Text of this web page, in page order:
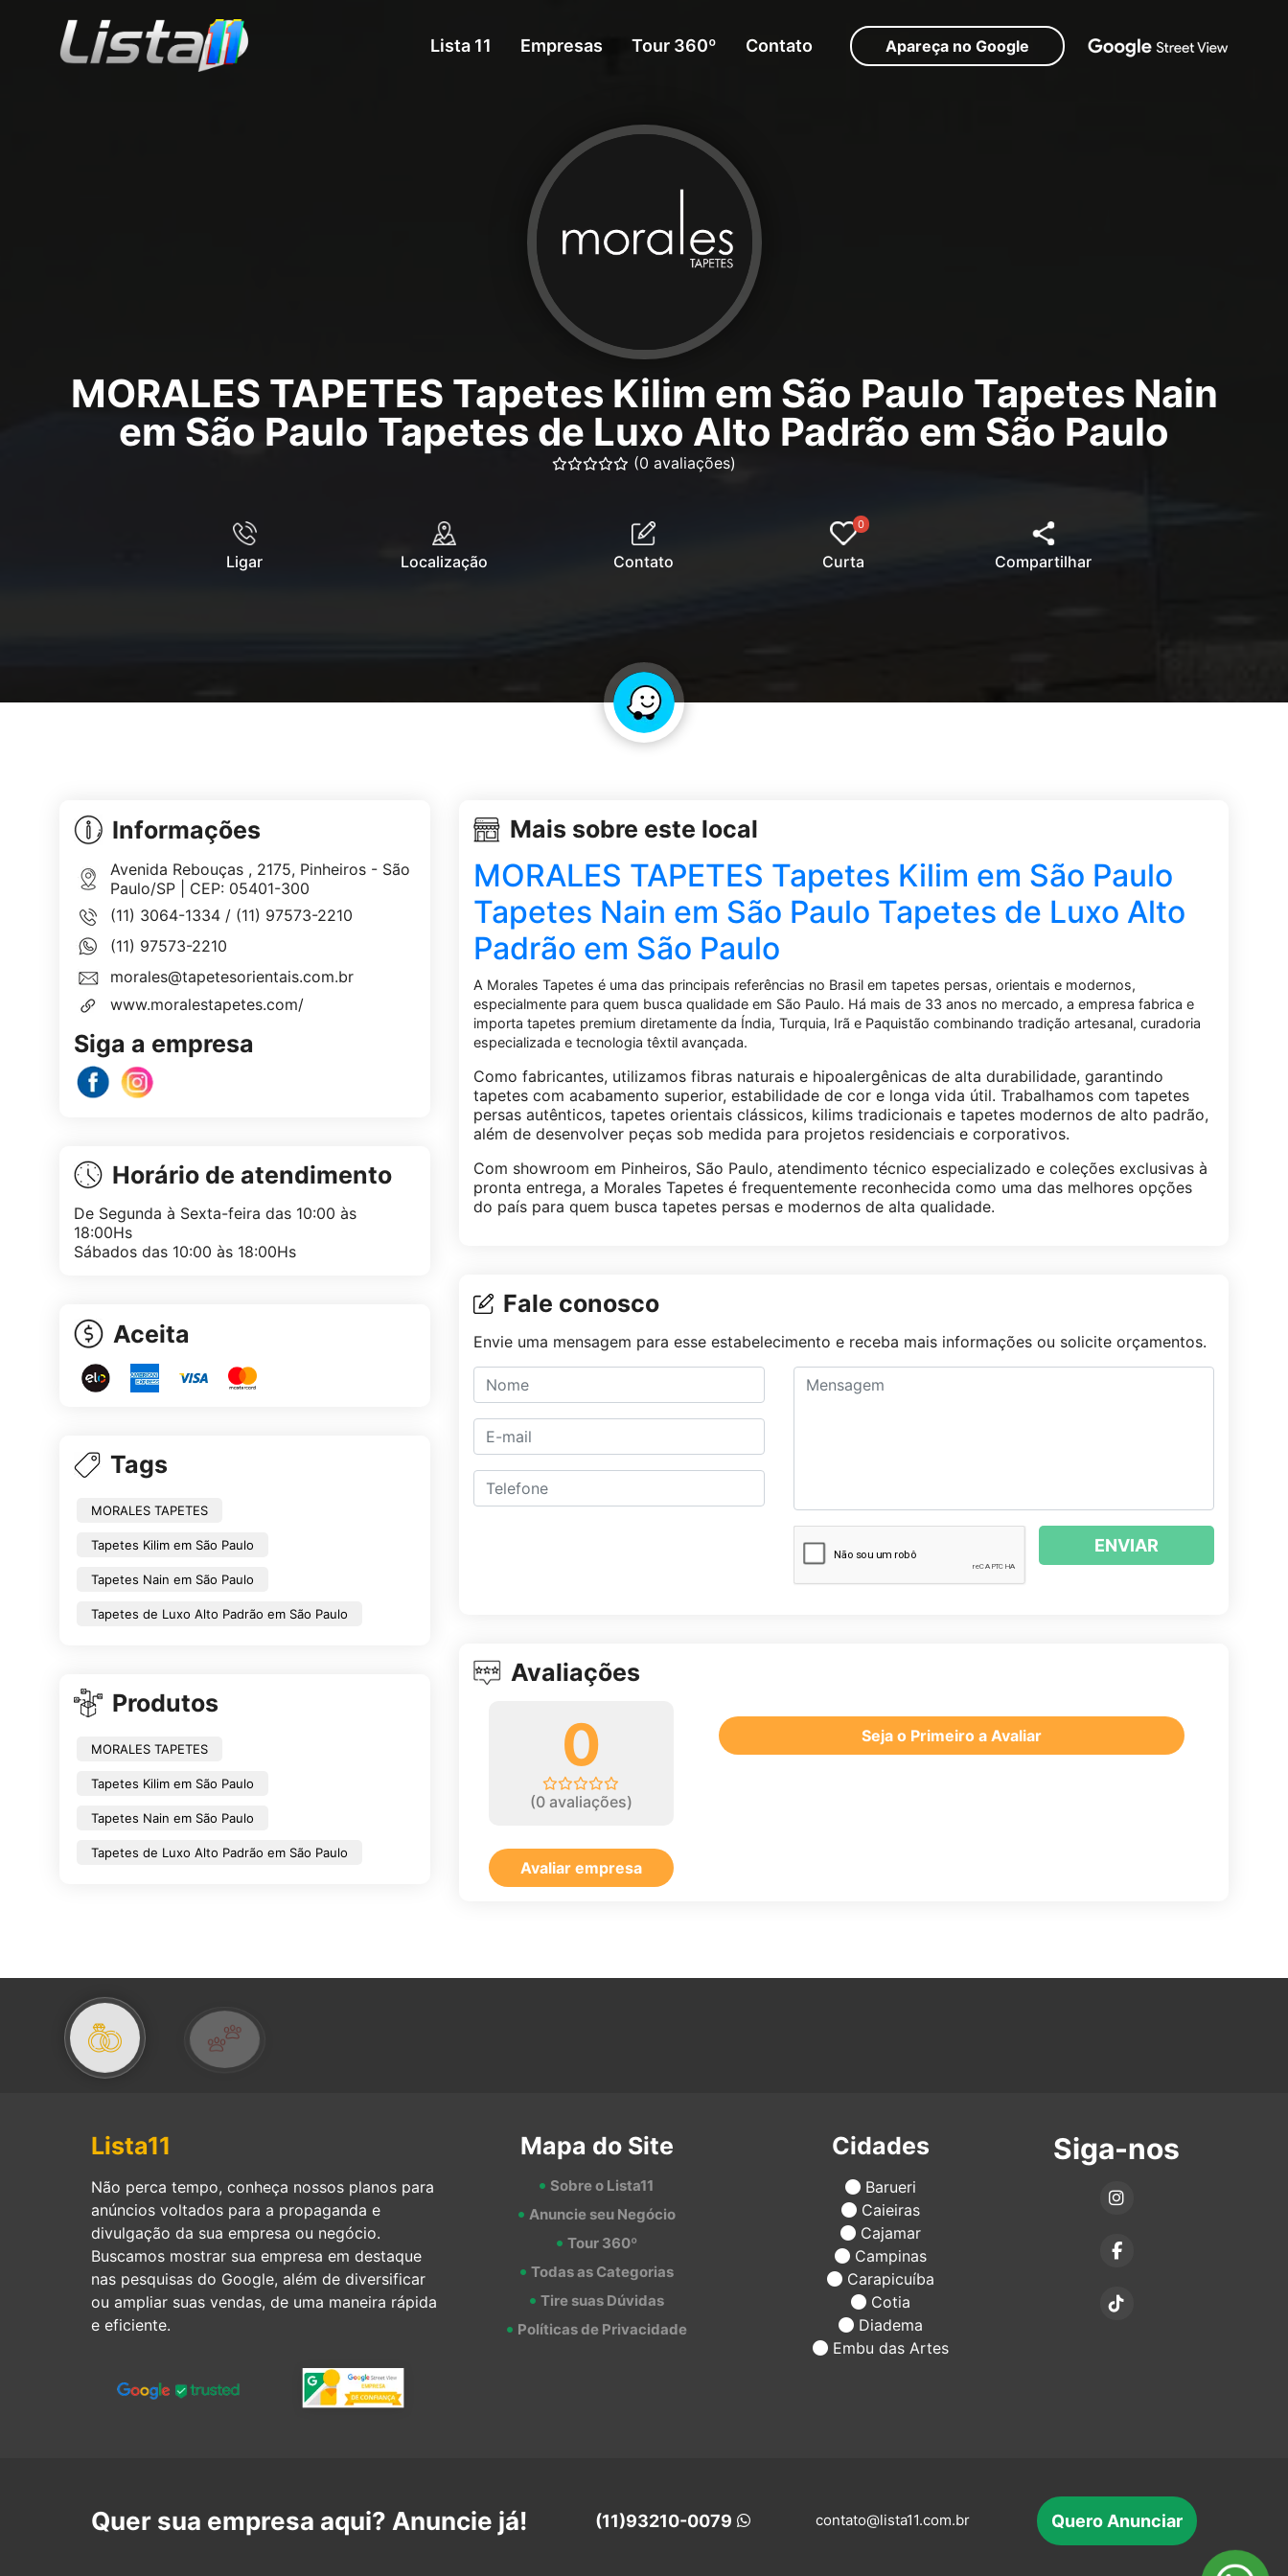
Lista 11 Empresas Tour 360º Contato Apareça no Google
MORALES TAPETES Tapetes Kilim em São Paulo Tapetes Nain
em São Paulo Tapetes de Luxo Alto Padrão em São Paulo
(0 avaliações)
Ligar Localização Contato
0
Curta Compartilhar
Informações
Avenida Rebouças , 2175, Pinheiros - São
Paulo/SP | CEP: 05401-300
(11) 3064-1334 / (11) 97573-2210
(11) 97573-2210
morales@tapetesorientais.com.br
www.moralestapetes.com/
Siga a empresa
Horário de atendimento
De Segunda à Sexta-feira das 10:00 às
18:00Hs
Sábados das 10:00 às 18:00Hs
Aceita
Tags
MORALES TAPETES
Tapetes Kilim em São Paulo
Tapetes Nain em São Paulo
Tapetes de Luxo Alto Padrão em São Paulo
Produtos
MORALES TAPETES
Tapetes Kilim em São Paulo
Tapetes Nain em São Paulo
Tapetes de Luxo Alto Padrão em São Paulo
Mais sobre este local
MORALES TAPETES Tapetes Kilim em São Paulo
Tapetes Nain em São Paulo Tapetes de Luxo Alto
Padrão em São Paulo
A Morales Tapetes é uma das principais referências no Brasil em tapetes persas, orientais e modernos,
especialmente para quem busca qualidade em São Paulo. Há mais de 33 anos no mercado, a empresa fabrica e
importa tapetes premium diretamente da Índia, Turquia, Irã e Paquistão combinando tradição artesanal, curadoria
especializada e tecnologia têxtil avançada.
Como fabricantes, utilizamos fibras naturais e hipoalergênicas de alta durabilidade, garantindo
tapetes com acabamento superior, estabilidade de cor e longa vida útil. Trabalhamos com tapetes
persas autênticos, tapetes orientais clássicos, kilims tradicionais e tapetes modernos de alto padrão,
além de desenvolver peças sob medida para projetos residenciais e corporativos.
Com showroom em Pinheiros, São Paulo, atendimento técnico especializado e coleções exclusivas à
pronta entrega, a Morales Tapetes é frequentemente reconhecida como uma das melhores opções
do país para quem busca tapetes persas e modernos de alta qualidade.
Fale conosco
Envie uma mensagem para esse estabelecimento e receba mais informações ou solicite orçamentos.
ENVIAR
Avaliações
0
(0avaliações)
Avaliar empresa
Seja o Primeiro a Avaliar
Lista11
Não perca tempo, conheça nossos planos para
anúncios voltados para a propaganda e
divulgação da sua empresa ou negócio.
Buscamos mostrar sua empresa em destaque
nas pesquisas do Google, além de diversificar
ou ampliar suas vendas, de uma maneira rápida
e eficiente.
Mapa do Site
Sobre o Lista11
Anuncie seu Negócio
Tour 360º
Todas as Categorias
Tire suas Dúvidas
Políticas de Privacidade
Cidades
Barueri
Caieiras
Cajamar
Campinas
Carapicuíba
Cotia
Diadema
Embu das Artes
Siga-nos
Quer sua empresa aqui? Anuncie já! (11)93210-0079 contato@lista11.com.br Quero Anunciar